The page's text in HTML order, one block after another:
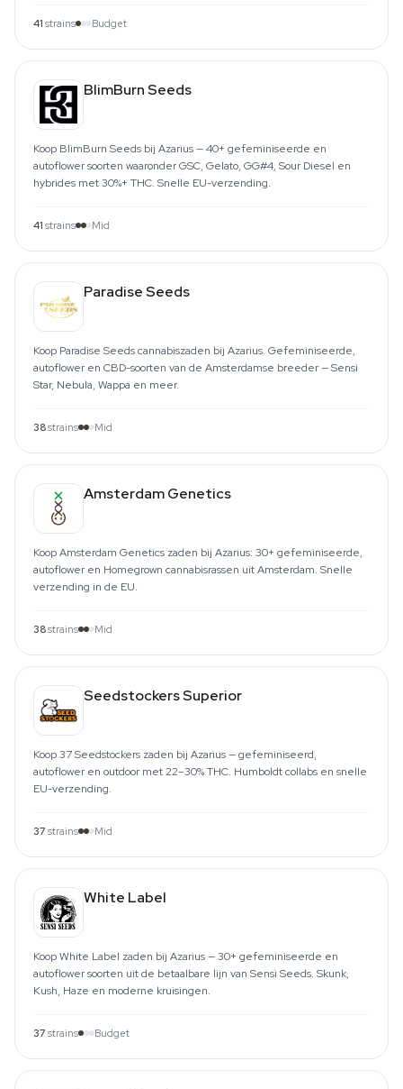
41 strains Budget
BlimBurn Seeds
Koop BlimBurn Seeds bij Azarius — 40+ gefeminiseerde en
autoflower soorten waaronder GSC, Gelato, GG#4, Sour Diesel en
hybrides met 30%+ THC. Snelle EU-verzending.
41 strains Mid
Paradise Seeds
Koop Paradise Seeds cannabiszaden bij Azarius. Gefeminiseerde,
autoflower en CBD-soorten van de Amsterdamse breeder — Sensi
Star, Nebula, Wappa en meer.
38strains Mid
Amsterdam Genetics
Koop Amsterdam Genetics zaden bij Azarius: 30+ gefeminiseerde,
autoflower en Homegrown cannabisrassen uit Amsterdam. Snelle
verzending in de EU.
38strains Mid
Seedstockers Superior
Koop 37 Seedstockers zaden bij Azarius — gefeminiseerd,
autoflower en outdoor met 22–30% THC. Humboldt collabs en snelle
EU-verzending.
37 strains Mid
White Label
Koop White Label zaden bij Azarius — 30+ gefeminiseerde en
autoflower soorten uit de betaalbare lijn van Sensi Seeds. Skunk,
Kush, Haze en moderne kruisingen.
37 strains Budget